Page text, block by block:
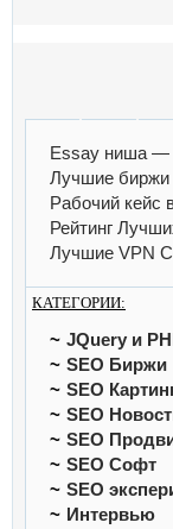
Essay ниша —
Лучшие биржи
Рабочий
Рейтинг
Лучшие VPN
КАТЕГОРИИ:
JQuery и
SEO Биржи
SEO
SEO
SEO
SEO Софт
SEO
Интервью